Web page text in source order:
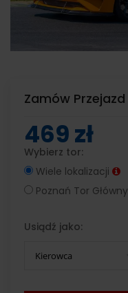
Zamów Przejazd
469 zł
Wybierz tor:
Wiele lokalizacji
Poznań Tor Główny
Usiądź jako:
Kierowca